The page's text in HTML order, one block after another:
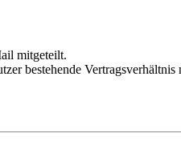
mitgeteilt.
bestehende